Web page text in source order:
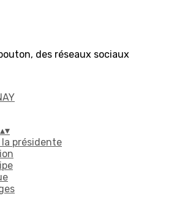
des réseaux sociaux
▴▾
présidente